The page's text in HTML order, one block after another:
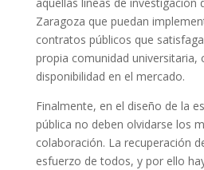
Zaragoza que puedan
contratos públicos que
propia comunidad universitaria,
disponibilidad en el mercado.
Finalmente, en el diseño de la
pública no deben olvidarse los
colaboración. La recuperación
esfuerzo de todos, y por ello